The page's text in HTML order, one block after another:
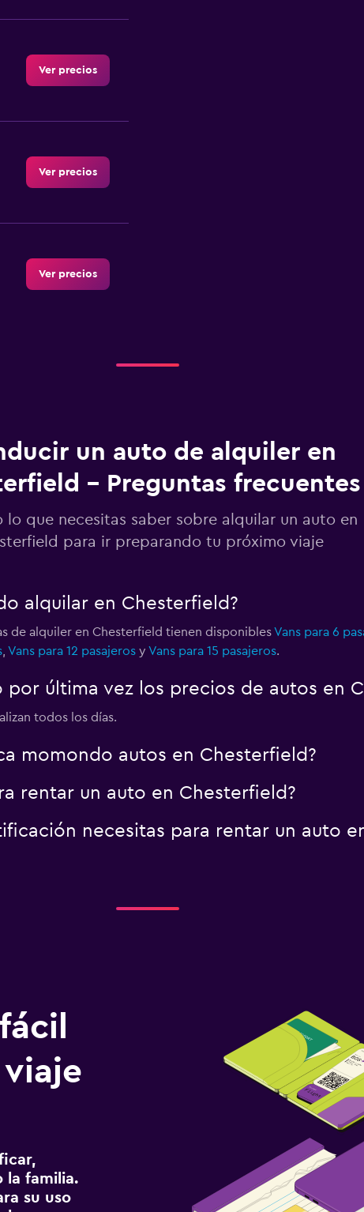
Ver precios
Ver precios
Ver precios
un auto de alquiler en
- Preguntas frecuentes
lo que necesitas saber sobre alquilar un auto en
para ir preparando tu próximo viaje
alquilar en Chesterfield?
de alquiler en Chesterfield tienen disponiblesVans para 6
, Vans para 12 pasajerosy Vans para 15 pasajeros.
por última vez los precios de autos en
todos los días.
momondo autos en Chesterfield?
rentar un auto en Chesterfield?
necesitas para rentar un auto
la familia.
su uso